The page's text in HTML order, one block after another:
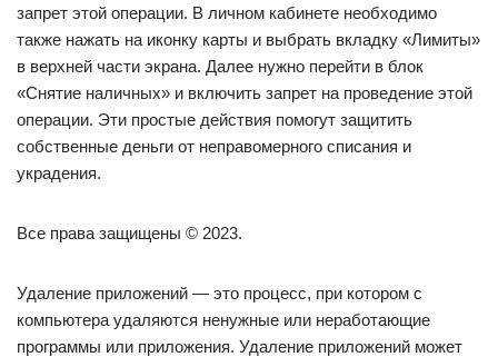
запрет этой операции. В личном кабинете необходимо
также нажать на иконку карты и выбрать вкладку «Лимиты»
в верхней части экрана. Далее нужно перейти в блок
«Снятие наличных» и включить запрет на проведение этой
операции. Эти простые действия помогут защитить
собственные деньги от неправомерного списания и
украдения.
Все права защищены © 2023.
Удаление приложений — это процесс, при котором с
компьютера удаляются ненужные или неработающие
программы или приложения. Удаление приложений может